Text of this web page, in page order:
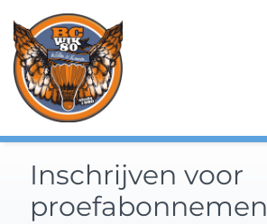
naar
inhoud
Inschrijven voor